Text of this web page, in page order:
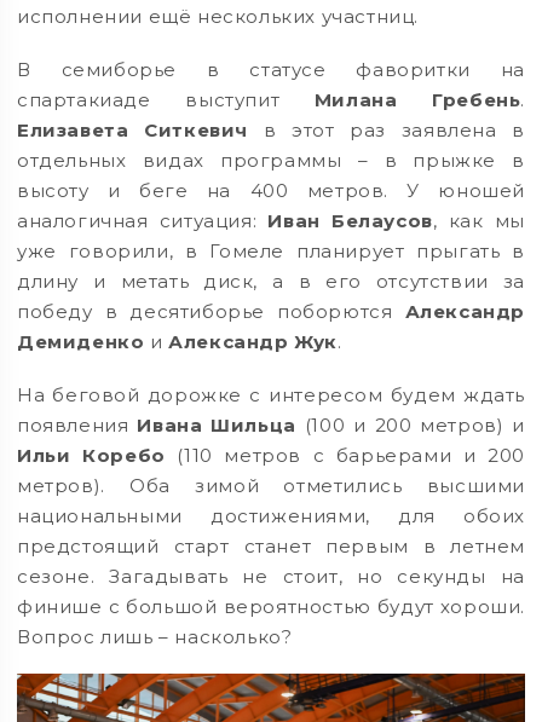
исполнении ещё нескольких участниц.
В семиборье в статусе фаворитки на
спартакиаде выступит Милана Гребень.
Елизавета Ситкевич
в этот раз заявлена в
отдельных видах программы – в прыжке в
высоту и беге на 400 метров. У юношей
аналогичная ситуация: Иван Белаусов, как мы
уже говорили, в Гомеле планирует прыгать в
длину и метать диск, а в его отсутствии за
победу в десятиборье поборются Александр
Демиденко иАлександр Жук.
На беговой дорожке с интересом будем ждать
появления Ивана Шильца (100 и 200 метров) и
Ильи Коребо (110 метров с барьерами и 200
метров). Оба зимой отметились высшими
национальными достижениями, для обоих
предстоящий старт станет первым в летнем
сезоне. Загадывать не стоит, но секунды на
финише с большой вероятностью будут хороши.
Вопрос лишь – насколько?